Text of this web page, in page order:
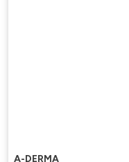
A-DERMA